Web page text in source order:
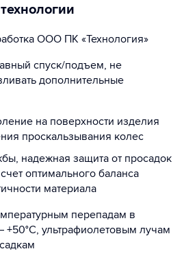
ООО ПК «Технология»
спуск/подъем, не
дополнительные
на поверхности изделия
проскальзывания колес
надежная защита от просадок
оптимального баланса
материала
перепадам в
+50°C, ультрафиолетовым лучам